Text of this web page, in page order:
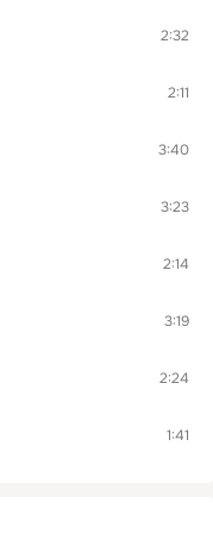
2:32
2:11
3:40
3:23
2:14
3:19
2:24
1:41